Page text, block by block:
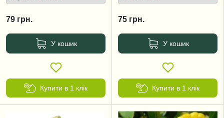
79 грн.
У кошик
Купити в 1 клік
75 грн.
У кошик
Купити в 1 клік